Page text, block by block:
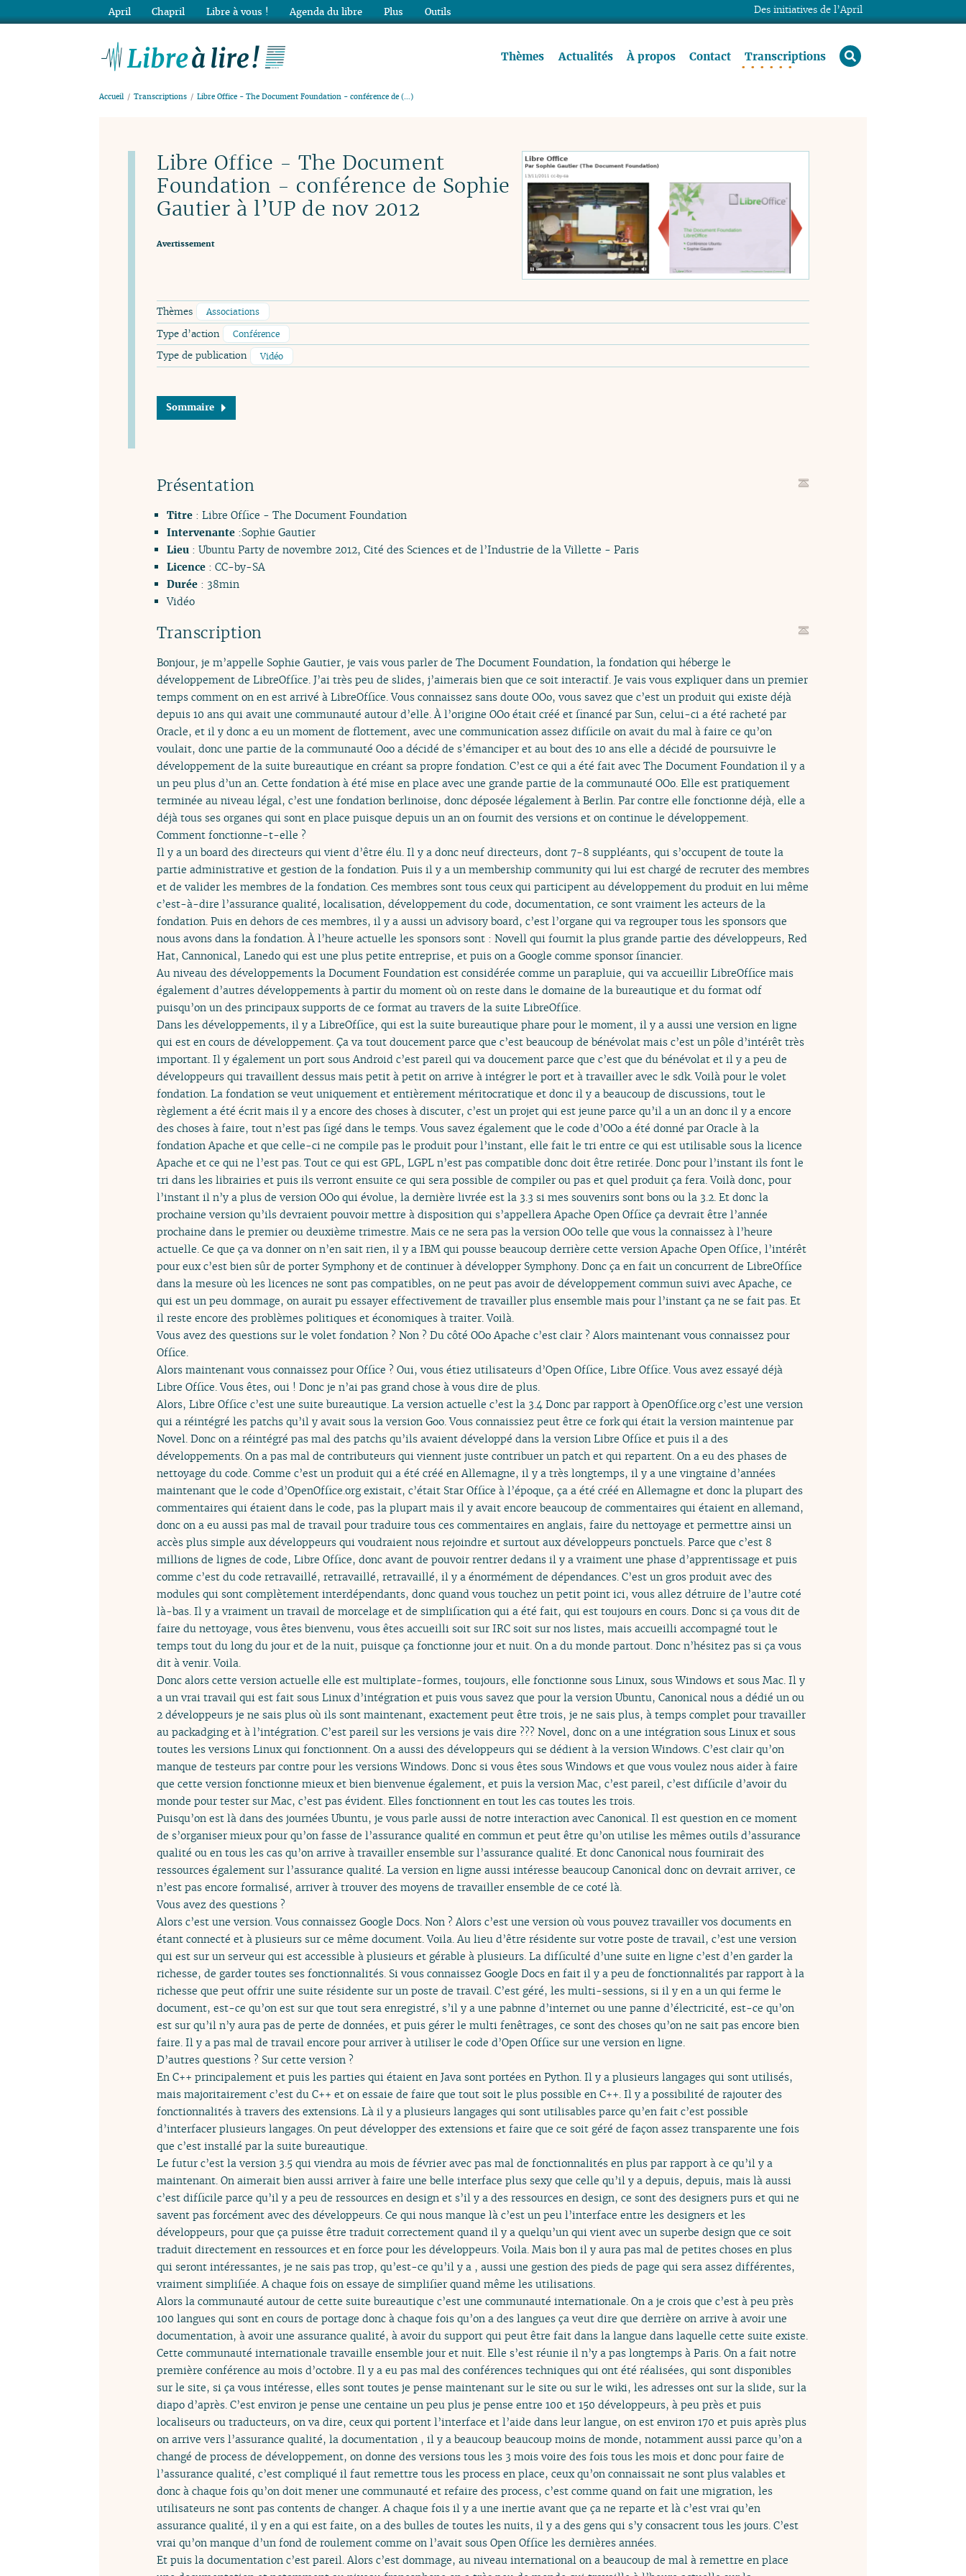
Thèmes Actualités À propos Contact Transcriptions rechercher
Accueil Transcriptions Libre Office - The Document Foundation - conférence de (…)
Libre Office - The Document
Foundation - conférence de Sophie
Gautier à l’UP de nov 2012
Avertissement
Thèmes Associations
Type d’action Conférence
Type de publication Vidéo
Sommaire
Présentation
Titre : Libre Office - The Document Foundation
Intervenante :Sophie Gautier
Lieu : Ubuntu Party de novembre 2012, Cité des Sciences et de l’Industrie de la Villette - Paris
Licence : CC-by-SA
Durée : 38min
Vidéo
Transcription
Bonjour, je m’appelle Sophie Gautier, je vais vous parler de The Document Foundation, la fondation qui héberge le
développement de LibreOffice. J’ai très peu de slides, j’aimerais bien que ce soit interactif. Je vais vous expliquer dans un premier
temps comment on en est arrivé à LibreOffice. Vous connaissez sans doute OOo, vous savez que c’est un produit qui existe déjà
depuis 10 ans qui avait une communauté autour d’elle. À l’origine OOo était créé et financé par Sun, celui-ci a été racheté par
Oracle, et il y donc a eu un moment de flottement, avec une communication assez difficile on avait du mal à faire ce qu’on
voulait, donc une partie de la communauté Ooo a décidé de s’émanciper et au bout des 10 ans elle a décidé de poursuivre le
développement de la suite bureautique en créant sa propre fondation. C’est ce qui a été fait avec The Document Foundation il y a
un peu plus d’un an. Cette fondation à été mise en place avec une grande partie de la communauté OOo. Elle est pratiquement
terminée au niveau légal, c’est une fondation berlinoise, donc déposée légalement à Berlin. Par contre elle fonctionne déjà, elle a
déjà tous ses organes qui sont en place puisque depuis un an on fournit des versions et on continue le développement.
Comment fonctionne-t-elle ?
Il y a un board des directeurs qui vient d’être élu. Il y a donc neuf directeurs, dont 7-8 suppléants, qui s’occupent de toute la
partie administrative et gestion de la fondation. Puis il y a un membership community qui lui est chargé de recruter des membres
et de valider les membres de la fondation. Ces membres sont tous ceux qui participent au développement du produit en lui même
c’est-à-dire l’assurance qualité, localisation, développement du code, documentation, ce sont vraiment les acteurs de la
fondation. Puis en dehors de ces membres, il y a aussi un advisory board, c’est l’organe qui va regrouper tous les sponsors que
nous avons dans la fondation. À l’heure actuelle les sponsors sont : Novell qui fournit la plus grande partie des développeurs, Red
Hat, Cannonical, Lanedo qui est une plus petite entreprise, et puis on a Google comme sponsor financier.
Au niveau des développements la Document Foundation est considérée comme un parapluie, qui va accueillir LibreOffice mais
également d’autres développements à partir du moment où on reste dans le domaine de la bureautique et du format odf
puisqu’on un des principaux supports de ce format au travers de la suite LibreOffice.
Dans les développements, il y a LibreOffice, qui est la suite bureautique phare pour le moment, il y a aussi une version en ligne
qui est en cours de développement. Ça va tout doucement parce que c’est beaucoup de bénévolat mais c’est un pôle d’intérêt très
important. Il y également un port sous Android c’est pareil qui va doucement parce que c’est que du bénévolat et il y a peu de
développeurs qui travaillent dessus mais petit à petit on arrive à intégrer le port et à travailler avec le sdk. Voilà pour le volet
fondation. La fondation se veut uniquement et entièrement méritocratique et donc il y a beaucoup de discussions, tout le
règlement a été écrit mais il y a encore des choses à discuter, c’est un projet qui est jeune parce qu’il a un an donc il y a encore
des choses à faire, tout n’est pas figé dans le temps. Vous savez également que le code d’OOo a été donné par Oracle à la
fondation Apache et que celle-ci ne compile pas le produit pour l’instant, elle fait le tri entre ce qui est utilisable sous la licence
Apache et ce qui ne l’est pas. Tout ce qui est GPL, LGPL n’est pas compatible donc doit être retirée. Donc pour l’instant ils font le
tri dans les librairies et puis ils verront ensuite ce qui sera possible de compiler ou pas et quel produit ça fera. Voilà donc, pour
l’instant il n’y a plus de version OOo qui évolue, la dernière livrée est la 3.3 si mes souvenirs sont bons ou la 3.2. Et donc la
prochaine version qu’ils devraient pouvoir mettre à disposition qui s’appellera Apache Open Office ça devrait être l’année
prochaine dans le premier ou deuxième trimestre. Mais ce ne sera pas la version OOo telle que vous la connaissez à l’heure
actuelle. Ce que ça va donner on n’en sait rien, il y a IBM qui pousse beaucoup derrière cette version Apache Open Office, l’intérêt
pour eux c’est bien sûr de porter Symphony et de continuer à développer Symphony. Donc ça en fait un concurrent de LibreOffice
dans la mesure où les licences ne sont pas compatibles, on ne peut pas avoir de développement commun suivi avec Apache, ce
qui est un peu dommage, on aurait pu essayer effectivement de travailler plus ensemble mais pour l’instant ça ne se fait pas. Et
il reste encore des problèmes politiques et économiques à traiter. Voilà.
Vous avez des questions sur le volet fondation ? Non ? Du côté OOo Apache c’est clair ? Alors maintenant vous connaissez pour
Office.
Alors maintenant vous connaissez pour Office ? Oui, vous étiez utilisateurs d’Open Office, Libre Office. Vous avez essayé déjà
Libre Office. Vous êtes, oui ! Donc je n’ai pas grand chose à vous dire de plus.
Alors, Libre Office c’est une suite bureautique. La version actuelle c’est la 3.4 Donc par rapport à OpenOffice.org c’est une version
qui a réintégré les patchs qu’il y avait sous la version Goo. Vous connaissiez peut être ce fork qui était la version maintenue par
Novel. Donc on a réintégré pas mal des patchs qu’ils avaient développé dans la version Libre Office et puis il a des
développements. On a pas mal de contributeurs qui viennent juste contribuer un patch et qui repartent. On a eu des phases de
nettoyage du code. Comme c’est un produit qui a été créé en Allemagne, il y a très longtemps, il y a une vingtaine d’années
maintenant que le code d’OpenOffice.org existait, c’était Star Office à l’époque, ça a été créé en Allemagne et donc la plupart des
commentaires qui étaient dans le code, pas la plupart mais il y avait encore beaucoup de commentaires qui étaient en allemand,
donc on a eu aussi pas mal de travail pour traduire tous ces commentaires en anglais, faire du nettoyage et permettre ainsi un
accès plus simple aux développeurs qui voudraient nous rejoindre et surtout aux développeurs ponctuels. Parce que c’est 8
millions de lignes de code, Libre Office, donc avant de pouvoir rentrer dedans il y a vraiment une phase d’apprentissage et puis
comme c’est du code retravaillé, retravaillé, retravaillé, il y a énormément de dépendances. C’est un gros produit avec des
modules qui sont complètement interdépendants, donc quand vous touchez un petit point ici, vous allez détruire de l’autre coté
là-bas. Il y a vraiment un travail de morcelage et de simplification qui a été fait, qui est toujours en cours. Donc si ça vous dit de
faire du nettoyage, vous êtes bienvenu, vous êtes accueilli soit sur IRC soit sur nos listes, mais accueilli accompagné tout le
temps tout du long du jour et de la nuit, puisque ça fonctionne jour et nuit. On a du monde partout. Donc n’hésitez pas si ça vous
dit à venir. Voila.
Donc alors cette version actuelle elle est multiplate-formes, toujours, elle fonctionne sous Linux, sous Windows et sous Mac. Il y
a un vrai travail qui est fait sous Linux d’intégration et puis vous savez que pour la version Ubuntu, Canonical nous a dédié un ou
2 développeurs je ne sais plus où ils sont maintenant, exactement peut être trois, je ne sais plus, à temps complet pour travailler
au packadging et à l’intégration. C’est pareil sur les versions je vais dire ??? Novel, donc on a une intégration sous Linux et sous
toutes les versions Linux qui fonctionnent. On a aussi des développeurs qui se dédient à la version Windows. C’est clair qu’on
manque de testeurs par contre pour les versions Windows. Donc si vous êtes sous Windows et que vous voulez nous aider à faire
que cette version fonctionne mieux et bien bienvenue également, et puis la version Mac, c’est pareil, c’est difficile d’avoir du
monde pour tester sur Mac, c’est pas évident. Elles fonctionnent en tout les cas toutes les trois.
Puisqu’on est là dans des journées Ubuntu, je vous parle aussi de notre interaction avec Canonical. Il est question en ce moment
de s’organiser mieux pour qu’on fasse de l’assurance qualité en commun et peut être qu’on utilise les mêmes outils d’assurance
qualité ou en tous les cas qu’on arrive à travailler ensemble sur l’assurance qualité. Et donc Canonical nous fournirait des
ressources également sur l’assurance qualité. La version en ligne aussi intéresse beaucoup Canonical donc on devrait arriver, ce
n’est pas encore formalisé, arriver à trouver des moyens de travailler ensemble de ce coté là.
Vous avez des questions ?
Alors c’est une version. Vous connaissez Google Docs. Non ? Alors c’est une version où vous pouvez travailler vos documents en
étant connecté et à plusieurs sur ce même document. Voila. Au lieu d’être résidente sur votre poste de travail, c’est une version
qui est sur un serveur qui est accessible à plusieurs et gérable à plusieurs. La difficulté d’une suite en ligne c’est d’en garder la
richesse, de garder toutes ses fonctionnalités. Si vous connaissez Google Docs en fait il y a peu de fonctionnalités par rapport à la
richesse que peut offrir une suite résidente sur un poste de travail. C’est géré, les multi-sessions, si il y en a un qui ferme le
document, est-ce qu’on est sur que tout sera enregistré, s’il y a une pabnne d’internet ou une panne d’électricité, est-ce qu’on
est sur qu’il n’y aura pas de perte de données, et puis gérer le multi fenêtrages, ce sont des choses qu’on ne sait pas encore bien
faire. Il y a pas mal de travail encore pour arriver à utiliser le code d’Open Office sur une version en ligne.
D’autres questions ? Sur cette version ?
En C++ principalement et puis les parties qui étaient en Java sont portées en Python. Il y a plusieurs langages qui sont utilisés,
mais majoritairement c’est du C++ et on essaie de faire que tout soit le plus possible en C++. Il y a possibilité de rajouter des
fonctionnalités à travers des extensions. Là il y a plusieurs langages qui sont utilisables parce qu’en fait c’est possible
d’interfacer plusieurs langages. On peut développer des extensions et faire que ce soit géré de façon assez transparente une fois
que c’est installé par la suite bureautique.
Le futur c’est la version 3.5 qui viendra au mois de février avec pas mal de fonctionnalités en plus par rapport à ce qu’il y a
maintenant. On aimerait bien aussi arriver à faire une belle interface plus sexy que celle qu’il y a depuis, depuis, mais là aussi
c’est difficile parce qu’il y a peu de ressources en design et s’il y a des ressources en design, ce sont des designers purs et qui ne
savent pas forcément avec des développeurs. Ce qui nous manque là c’est un peu l’interface entre les designers et les
développeurs, pour que ça puisse être traduit correctement quand il y a quelqu’un qui vient avec un superbe design que ce soit
traduit directement en ressources et en force pour les développeurs. Voila. Mais bon il y aura pas mal de petites choses en plus
qui seront intéressantes, je ne sais pas trop, qu’est-ce qu’il y a , aussi une gestion des pieds de page qui sera assez différentes,
vraiment simplifiée. A chaque fois on essaye de simplifier quand même les utilisations.
Alors la communauté autour de cette suite bureautique c’est une communauté internationale. On a je crois que c’est à peu près
100 langues qui sont en cours de portage donc à chaque fois qu’on a des langues ça veut dire que derrière on arrive à avoir une
documentation, à avoir une assurance qualité, à avoir du support qui peut être fait dans la langue dans laquelle cette suite existe.
Cette communauté internationale travaille ensemble jour et nuit. Elle s’est réunie il n’y a pas longtemps à Paris. On a fait notre
première conférence au mois d’octobre. Il y a eu pas mal des conférences techniques qui ont été réalisées, qui sont disponibles
sur le site, si ça vous intéresse, elles sont toutes je pense maintenant sur le site ou sur le wiki, les adresses ont sur la slide, sur la
diapo d’après. C’est environ je pense une centaine un peu plus je pense entre 100 et 150 développeurs, à peu près et puis
localiseurs ou traducteurs, on va dire, ceux qui portent l’interface et l’aide dans leur langue, on est environ 170 et puis après plus
on arrive vers l’assurance qualité, la documentation , il y a beaucoup beaucoup moins de monde, notamment aussi parce qu’on a
changé de process de développement, on donne des versions tous les 3 mois voire des fois tous les mois et donc pour faire de
l’assurance qualité, c’est compliqué il faut remettre tous les process en place, ceux qu’on connaissait ne sont plus valables et
donc à chaque fois qu’on doit mener une communauté et refaire des process, c’est comme quand on fait une migration, les
utilisateurs ne sont pas contents de changer. A chaque fois il y a une inertie avant que ça ne reparte et là c’est vrai qu’en
assurance qualité, il y en a qui est faite, on a des bulles de toutes les nuits, il y a des gens qui s’y consacrent tous les jours. C’est
vrai qu’on manque d’un fond de roulement comme on l’avait sous Open Office les dernières années.
Et puis la documentation c’est pareil. Alors c’est dommage, au niveau international on a beaucoup de mal à remettre en place
Des initiatives de l’April
April Chapril Libre à vous ! Agenda du libre Plus Outils